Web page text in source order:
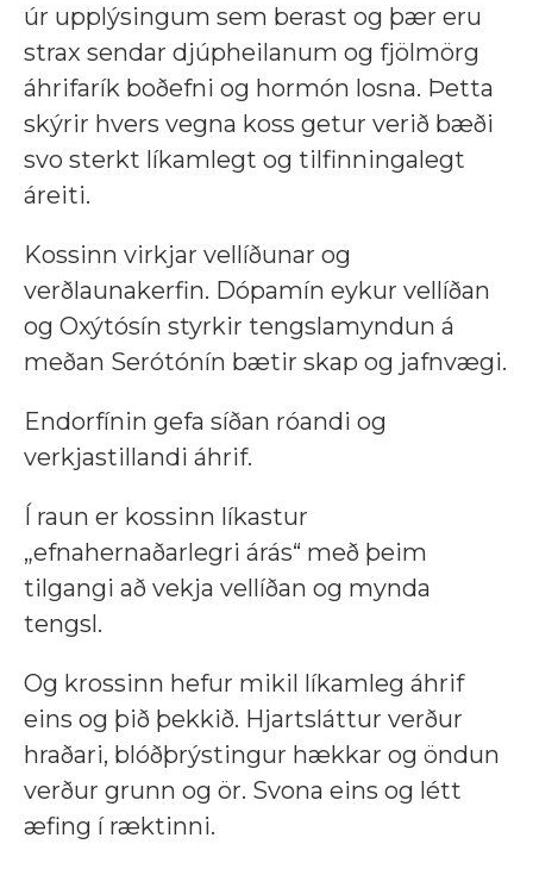
úr upplýsingum sem berast og þær eru
strax sendar djúpheilanum og fjölmörg
áhrifarík boðefni og hormón losna. Þetta
skýrir hvers vegna koss getur verið bæði
svo sterkt líkamlegt og tilfinningalegt
áreiti.
Kossinn virkjar vellíðunar og
verðlaunakerfin. Dópamín eykur vellíðan
og Oxýtósín styrkir tengslamyndun á
meðan Serótónín bætir skap og jafnvægi.
Endorfínin gefa síðan róandi og
verkjastillandi áhrif.
Í raun er kossinn líkastur
„efnahernaðarlegri árás“ með þeim
tilgangi að vekja vellíðan og mynda
tengsl.
Og krossinn hefur mikil líkamleg áhrif
eins og þið þekkið. Hjartsláttur verður
hraðari, blóðþrýstingur hækkar og öndun
verður grunn og ör. Svona eins og létt
æfing í ræktinni.